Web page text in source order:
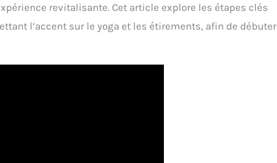
revitalisante. Cet article explore les étapes clés
l’accent sur le yoga et les étirements, afin de débuter